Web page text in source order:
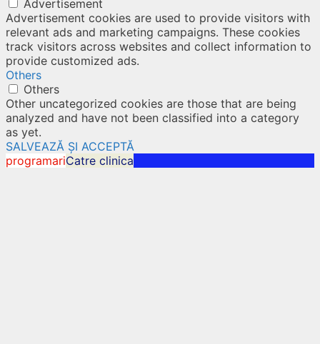
Advertisement
Advertisement cookies are used to provide visitors with
relevant ads and marketing campaigns. These cookies
track visitors across websites and collect information to
provide customized ads.
Others
Others
Other uncategorized cookies are those that are being
analyzed and have not been classified into a category
as yet.
SALVEAZĂ ȘI ACCEPTĂ
programariCatre clinica